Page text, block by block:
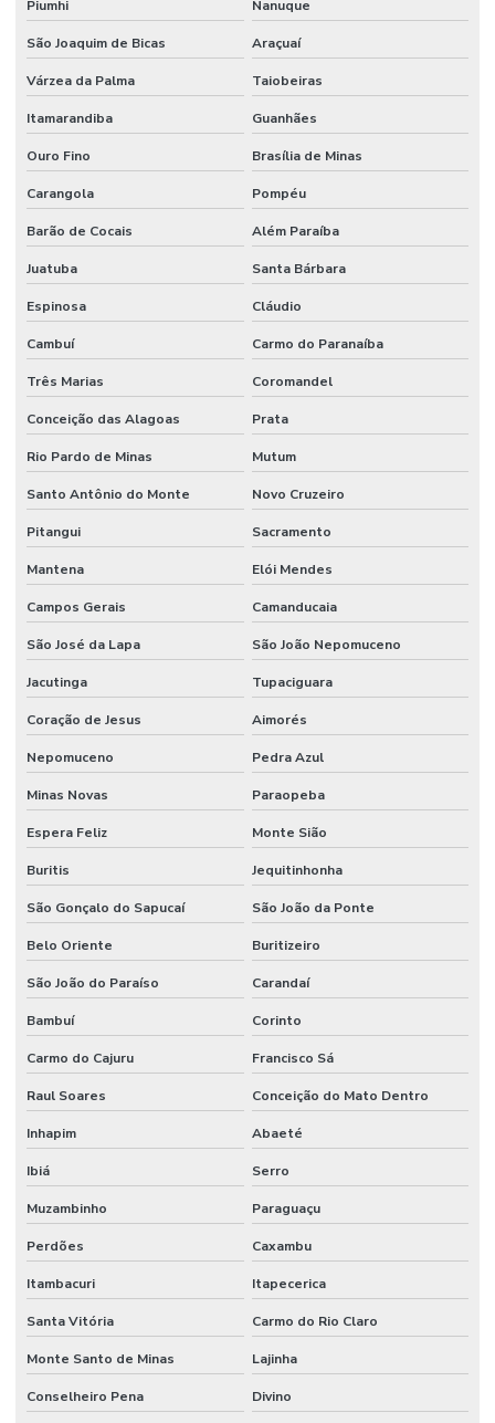
Piumhi Nanuque
São Joaquim de Bicas Araçuaí
Várzea da Palma Taiobeiras
Itamarandiba Guanhães
Ouro Fino Brasília de Minas
Carangola Pompéu
Barão de Cocais Além Paraíba
Juatuba Santa Bárbara
Espinosa Cláudio
Cambuí Carmo do Paranaíba
Três Marias Coromandel
Conceição das Alagoas Prata
Rio Pardo de Minas Mutum
Santo Antônio do Monte Novo Cruzeiro
Pitangui Sacramento
Mantena Elói Mendes
Campos Gerais Camanducaia
São José da Lapa São João Nepomuceno
Jacutinga Tupaciguara
Coração de Jesus Aimorés
Nepomuceno Pedra Azul
Minas Novas Paraopeba
Espera Feliz Monte Sião
Buritis Jequitinhonha
São Gonçalo do Sapucaí São João da Ponte
Belo Oriente Buritizeiro
São João do Paraíso Carandaí
Bambuí Corinto
Carmo do Cajuru Francisco Sá
Raul Soares Conceição do Mato Dentro
Inhapim Abaeté
Ibiá Serro
Muzambinho Paraguaçu
Perdões Caxambu
Itambacuri Itapecerica
Santa Vitória Carmo do Rio Claro
Monte Santo de Minas Lajinha
Conselheiro Pena Divino